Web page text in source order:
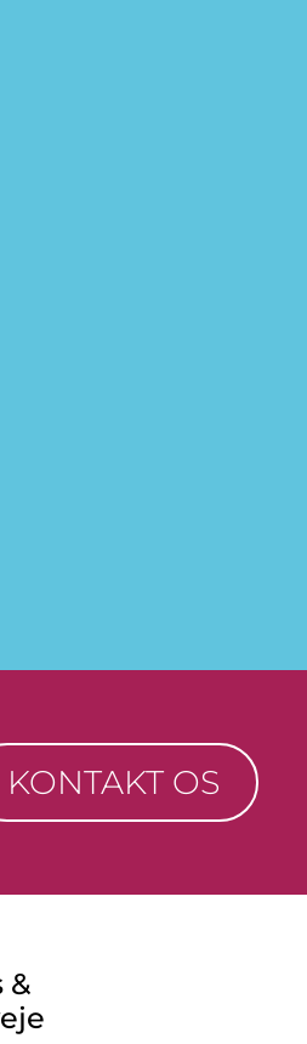
KONTAKT OS
&